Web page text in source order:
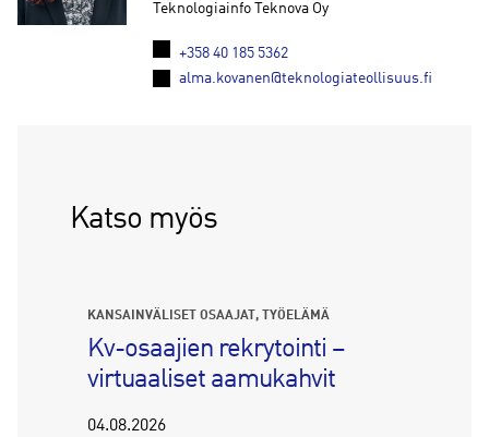
Teknologiainfo Teknova Oy
+358 40 185 5362
alma.kovanen@teknologiateollisuus.fi
Katso myös
KANSAINVÄLISET OSAAJAT TYÖELÄMÄ
Kv-osaajien rekrytointi –
virtuaaliset aamukahvit
04.08.2026